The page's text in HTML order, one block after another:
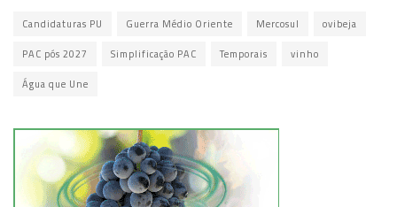
Candidaturas PU Guerra Médio Oriente Mercosul ovibeja
PAC pós 2027 Simplificação PAC Temporais vinho
Água que Une